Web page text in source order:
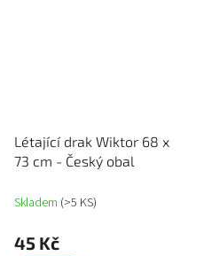
Létající drak Wiktor 68 x
73 cm - Český obal
Skladem (>5 KS)
45 Kč